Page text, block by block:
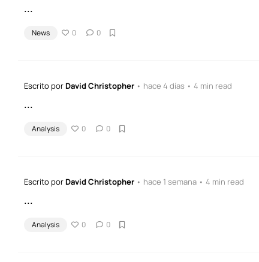
...
News 0 0
Escrito porDavid Christopher • hace 4 días • 4 min read
...
Analysis 0 0
Escrito porDavid Christopher • hace 1 semana • 4 min read
...
Analysis 0 0